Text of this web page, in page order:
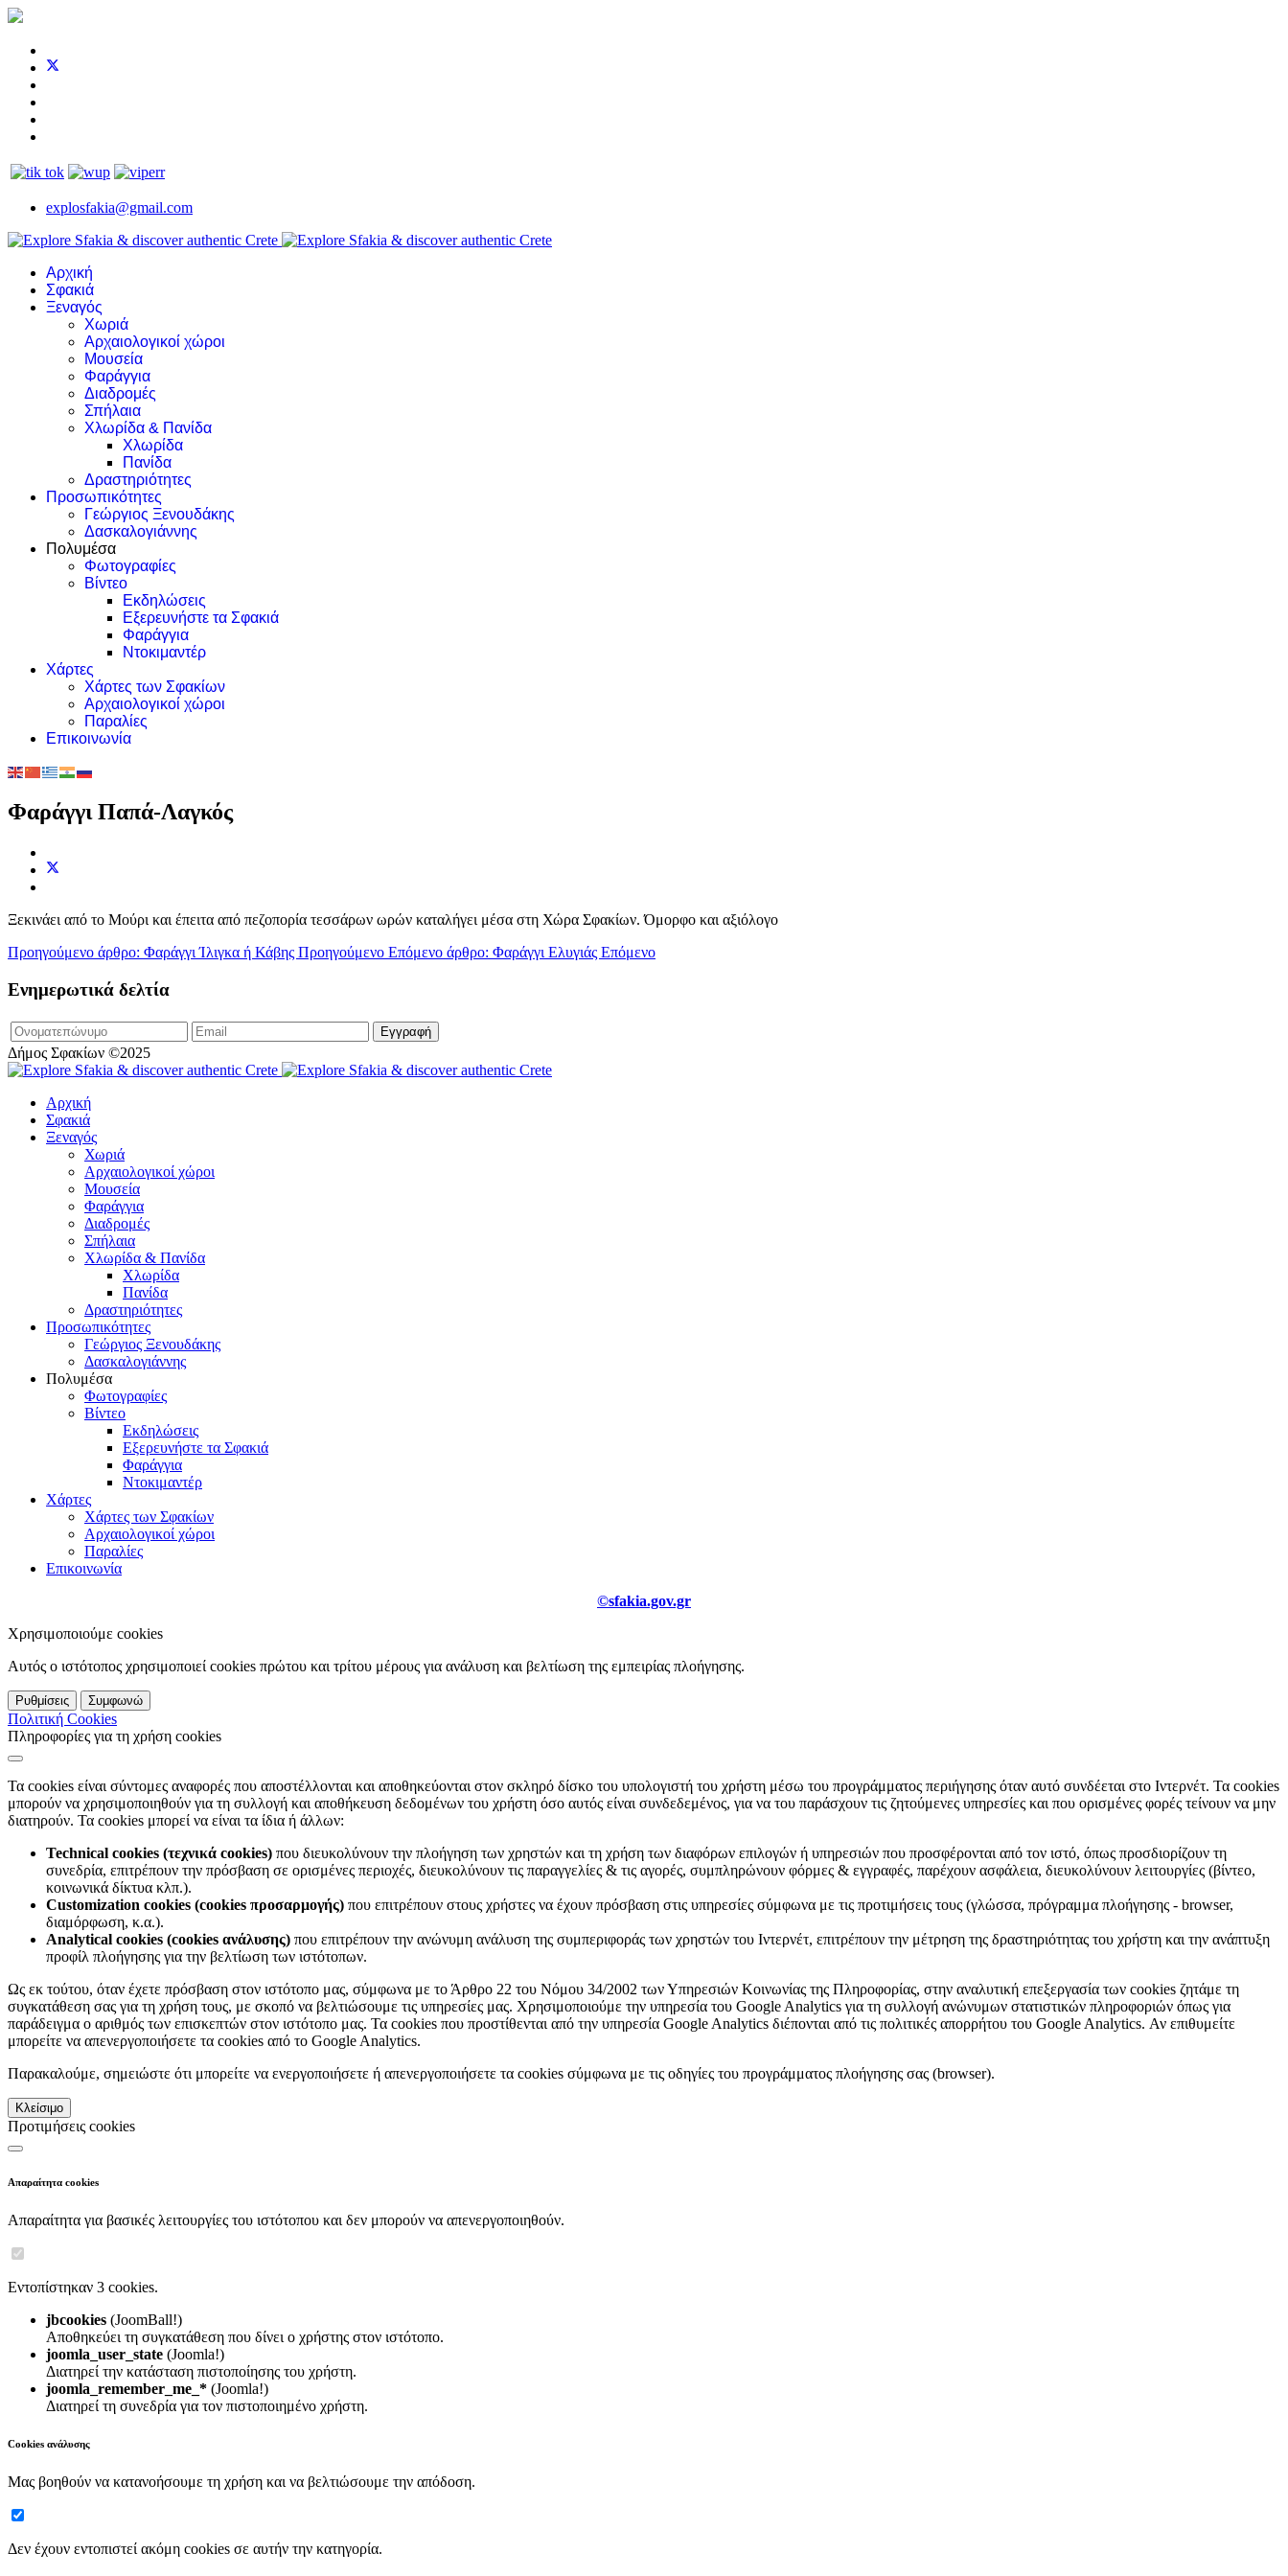
explosfakia@gmail.com
Αρχική
Σφακιά
Ξεναγός
Χωριά
Αρχαιολογικοί χώροι
Μουσεία
Φαράγγια
Διαδρομές
Σπήλαια
Χλωρίδα & Πανίδα
Χλωρίδα
Πανίδα
Δραστηριότητες
Προσωπικότητες
Γεώργιος Ξενουδάκης
Δασκαλογιάννης
Πολυμέσα
Φωτογραφίες
Βίντεο
Εκδηλώσεις
Εξερευνήστε τα Σφακιά
Φαράγγια
Ντοκιμαντέρ
Χάρτες
Χάρτες των Σφακίων
Αρχαιολογικοί χώροι
Παραλίες
Επικοινωνία
Φαράγγι Παπά-Λαγκός
Ξεκινάει από το Μούρι και έπειτα από πεζοπορία τεσσάρων ωρών καταλήγει μέσα στη Χώρα Σφακίων. Όμορφο και αξιόλογο
Προηγούμενο άρθρο: Φαράγγι Ίλιγκα ή Κάβης Προηγούμενο Επόμενο άρθρο: Φαράγγι Ελυγιάς Επόμενο
Ενημερωτικά δελτία
Δήμος Σφακίων ©2025
Αρχική
Σφακιά
Ξεναγός
Χωριά
Αρχαιολογικοί χώροι
Μουσεία
Φαράγγια
Διαδρομές
Σπήλαια
Χλωρίδα & Πανίδα
Χλωρίδα
Πανίδα
Δραστηριότητες
Προσωπικότητες
Γεώργιος Ξενουδάκης
Δασκαλογιάννης
Πολυμέσα
Φωτογραφίες
Βίντεο
Εκδηλώσεις
Εξερευνήστε τα Σφακιά
Φαράγγια
Ντοκιμαντέρ
Χάρτες
Χάρτες των Σφακίων
Αρχαιολογικοί χώροι
Παραλίες
Επικοινωνία
©sfakia.gov.gr
Χρησιμοποιούμε cookies
Αυτός ο ιστότοπος χρησιμοποιεί cookies πρώτου και τρίτου μέρους για ανάλυση και βελτίωση της εμπειρίας πλοήγησης.
Ρυθμίσεις Συμφωνώ
Πολιτική Cookies
Πληροφορίες για τη χρήση cookies
Τα cookies είναι σύντομες αναφορές που αποστέλλονται και αποθηκεύονται στον σκληρό δίσκο του υπολογιστή του χρήστη μέσω του προγράμματος περιήγησης όταν αυτό συνδέεται στο Ιντερνέτ. Τα cookies
μπορούν να χρησιμοποιηθούν για τη συλλογή και αποθήκευση δεδομένων του χρήστη όσο αυτός είναι συνδεδεμένος, για να του παράσχουν τις ζητούμενες υπηρεσίες και που ορισμένες φορές τείνουν να μην
διατηρούν. Τα cookies μπορεί να είναι τα ίδια ή άλλων:
Technical cookies (τεχνικά cookies) που διευκολύνουν την πλοήγηση των χρηστών και τη χρήση των διαφόρων επιλογών ή υπηρεσιών που προσφέρονται από τον ιστό, όπως προσδιορίζουν τη
συνεδρία, επιτρέπουν την πρόσβαση σε ορισμένες περιοχές, διευκολύνουν τις παραγγελίες & τις αγορές, συμπληρώνουν φόρμες & εγγραφές, παρέχουν ασφάλεια, διευκολύνουν λειτουργίες (βίντεο,
κοινωνικά δίκτυα κλπ.).
Customization cookies (cookies προσαρμογής) που επιτρέπουν στους χρήστες να έχουν πρόσβαση στις υπηρεσίες σύμφωνα με τις προτιμήσεις τους (γλώσσα, πρόγραμμα πλοήγησης - browser,
διαμόρφωση, κ.α.).
Analytical cookies (cookies ανάλυσης) που επιτρέπουν την ανώνυμη ανάλυση της συμπεριφοράς των χρηστών του Ιντερνέτ, επιτρέπουν την μέτρηση της δραστηριότητας του χρήστη και την ανάπτυξη
προφίλ πλοήγησης για την βελτίωση των ιστότοπων.
Ως εκ τούτου, όταν έχετε πρόσβαση στον ιστότοπο μας, σύμφωνα με το Άρθρο 22 του Νόμου 34/2002 των Υπηρεσιών Κοινωνίας της Πληροφορίας, στην αναλυτική επεξεργασία των cookies ζητάμε τη
συγκατάθεση σας για τη χρήση τους, με σκοπό να βελτιώσουμε τις υπηρεσίες μας. Χρησιμοποιούμε την υπηρεσία του Google Analytics για τη συλλογή ανώνυμων στατιστικών πληροφοριών όπως για
παράδειγμα ο αριθμός των επισκεπτών στον ιστότοπο μας. Τα cookies που προστίθενται από την υπηρεσία Google Analytics διέπονται από τις πολιτικές απορρήτου του Google Analytics. Αν επιθυμείτε
μπορείτε να απενεργοποιήσετε τα cookies από το Google Analytics.
Παρακαλούμε, σημειώστε ότι μπορείτε να ενεργοποιήσετε ή απενεργοποιήσετε τα cookies σύμφωνα με τις οδηγίες του προγράμματος πλοήγησης σας (browser).
Κλείσιμο
Προτιμήσεις cookies
Απαραίτητα cookies
Απαραίτητα για βασικές λειτουργίες του ιστότοπου και δεν μπορούν να απενεργοποιηθούν.
Εντοπίστηκαν 3 cookies.
jbcookies (JoomBall!)
Αποθηκεύει τη συγκατάθεση που δίνει ο χρήστης στον ιστότοπο.
joomla_user_state (Joomla!)
Διατηρεί την κατάσταση πιστοποίησης του χρήστη.
joomla_remember_me_* (Joomla!)
Διατηρεί τη συνεδρία για τον πιστοποιημένο χρήστη.
Cookies ανάλυσης
Μας βοηθούν να κατανοήσουμε τη χρήση και να βελτιώσουμε την απόδοση.
Δεν έχουν εντοπιστεί ακόμη cookies σε αυτήν την κατηγορία.